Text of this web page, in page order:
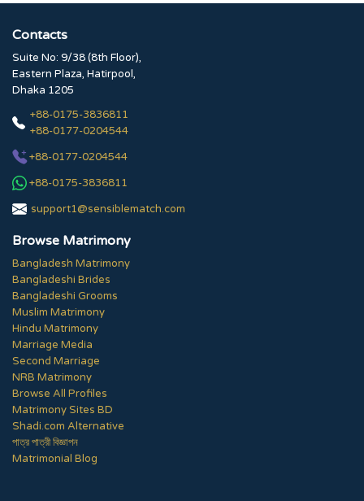
Contacts
Suite No: 9/38 (8th Floor),
Eastern Plaza, Hatirpool,
Dhaka 1205
+88-0175-3836811
+88-0177-0204544
+88-0177-0204544
+88-0175-3836811
support1@sensiblematch.com
Browse Matrimony
Bangladesh Matrimony
Bangladeshi Brides
Bangladeshi Grooms
Muslim Matrimony
Hindu Matrimony
Marriage Media
Second Marriage
NRB Matrimony
Browse All Profiles
Matrimony Sites BD
Shadi.com Alternative
পাত্র পাত্রী বিজ্ঞাপন
Matrimonial Blog